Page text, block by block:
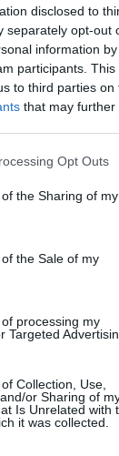
disclosed to
separately opt-out
information
participants.
to third parties on
that may
app uses
or usage
to Google and its
specified
Opt Outs
the Sharing of my
the Sale of my
processing my
Targeted
Collection, Use,
or Sharing of
Is Unrelated with
it was collected.
συμφωνίας
της Ελλάδας!